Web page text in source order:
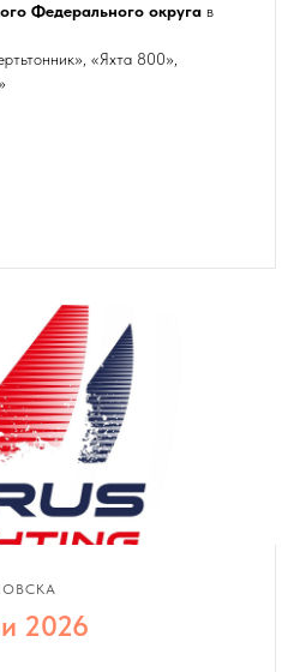
Федерального округа в
«Яхта 800»,
2026